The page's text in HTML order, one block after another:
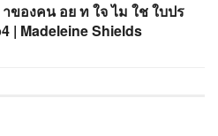
ของคน อย ท ใจ ไม ใช ใบปร
| Madeleine Shields